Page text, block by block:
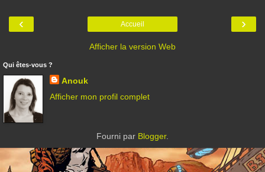
‹ ›
Accueil
Afficher la version Web
Qui êtes-vous ?
Anouk
Afficher mon profil complet
Fourni par Blogger.